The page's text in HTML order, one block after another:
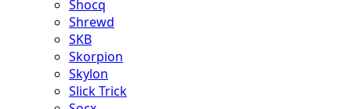
Shocq
Shrewd
SKB
Skorpion
Skylon
Slick Trick